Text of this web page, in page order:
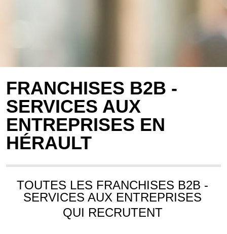
FRANCHISES B2B -
SERVICES AUX
ENTREPRISES EN
HÉRAULT
TOUTES LES FRANCHISES B2B -
SERVICES AUX ENTREPRISES
QUI RECRUTENT